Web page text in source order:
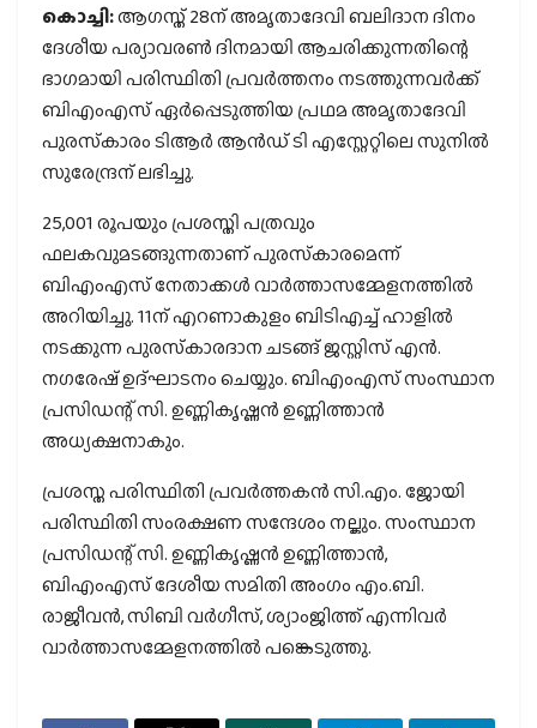
കൊച്ചി:ആഗസ്ത് 28ന് അമൃതാദേവി ബലിദാന ദിനം
ദേശീയ പര്യാവരണ്‍ ദിനമായി ആചരിക്കുന്നതിന്റെ
ഭാഗമായി പരിസ്ഥിതി പ്രവര്‍ത്തനം നടത്തുന്നവര്‍ക്ക്
ബിഎംഎസ് ഏര്‍പ്പെടുത്തിയ പ്രഥമ അമൃതാദേവി
പുരസ്‌കാരം ടിആര്‍ ആന്‍ഡ് ടി എസ്റ്റേറ്റിലെ സുനില്‍
സുരേന്ദ്രന് ലഭിച്ചു.
25,001 രൂപയും പ്രശസ്തി പത്രവും
ഫലകവുമടങ്ങുന്നതാണ് പുരസ്‌കാരമെന്ന്
ബിഎംഎസ് നേതാക്കള്‍ വാര്‍ത്താസമ്മേളനത്തില്‍
അറിയിച്ചു. 11ന് എറണാകുളം ബിടിഎച്ച് ഹാളില്‍
നടക്കുന്ന പുരസ്‌കാരദാന ചടങ്ങ് ജസ്റ്റിസ് എന്‍.
നഗരേഷ് ഉദ്ഘാടനം ചെയ്യും. ബിഎംഎസ് സംസ്ഥാന
പ്രസിഡന്റ് സി. ഉണ്ണികൃഷ്ണന്‍ ഉണ്ണിത്താന്‍
അധ്യക്ഷനാകും.
പ്രശസ്ത പരിസ്ഥിതി പ്രവര്‍ത്തകന്‍ സി.എം. ജോയി
പരിസ്ഥിതി സംരക്ഷണ സന്ദേശം നല്കും. സംസ്ഥാന
പ്രസിഡന്റ് സി. ഉണ്ണികൃഷ്ണന്‍ ഉണ്ണിത്താന്‍,
ബിഎംഎസ് ദേശീയ സമിതി അംഗം എം.ബി.
രാജീവന്‍, സിബി വര്‍ഗീസ്, ശ്യാംജിത്ത് എന്നിവര്‍
വാര്‍ത്താസമ്മേളനത്തില്‍ പങ്കെടുത്തു.